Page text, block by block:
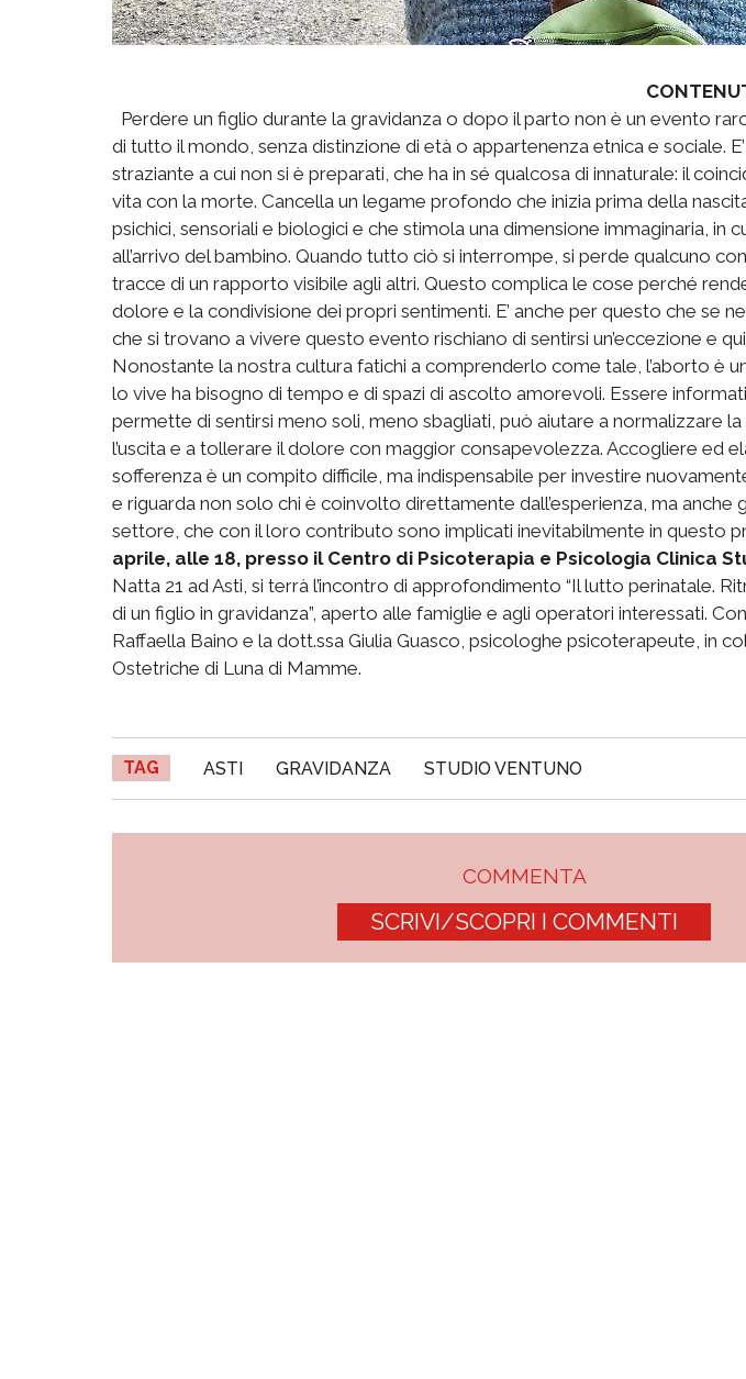
Perdere un figlio durante la gravidanza o dopo il parto non è un evento
di tutto il mondo, senza distinzione di età o appartenenza etnica e sociale. E’
straziante a cui non si è preparati, che ha in sé qualcosa di innaturale: il
vita con la morte. Cancella un legame profondo che inizia prima della
psichici, sensoriali e biologici e che stimola una dimensione immaginaria, in
all’arrivo del bambino. Quando tutto ciò si interrompe, si perde qualcuno
tracce di un rapporto visibile agli altri. Questo complica le cose perché
dolore e la condivisione dei propri sentimenti. E’ anche per questo che se
che si trovano a vivere questo evento rischiano di sentirsi un’eccezione e
Nonostante la nostra cultura fatichi a comprenderlo come tale, l’aborto è
lo vive ha bisogno di tempo e di spazi di ascolto amorevoli. Essere
permette di sentirsi meno soli, meno sbagliati, può aiutare a normalizzare
l’uscita e a tollerare il dolore con maggior consapevolezza. Accogliere ed
sofferenza è un compito difficile, ma indispensabile per investire
e riguarda non solo chi è coinvolto direttamente dall’esperienza, ma anche
settore, che con il loro contributo sono implicati inevitabilmente in questo
aprile, alle 18, presso il Centro di Psicoterapia e Psicologia Clinica
Natta 21 ad Asti, si terrà l’incontro di approfondimento “Il lutto perinatale.
di un figlio in gravidanza”, aperto alle famiglie e agli operatori interessati.
Raffaella Baino e la dott.ssa Giulia Guasco, psicologhe psicoterapeute, in
Ostetriche di Luna di Mamme.
TAG ASTI GRAVIDANZA STUDIO VENTUNO
COMMENTA
SCRIVI/SCOPRI I COMMENTI